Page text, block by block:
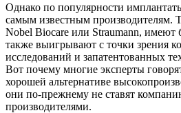
Однако по популярности
самым известным производителям.
Nobel Biocare или Straumann, имеют
также выигрывают с точки зрения
исследований и запатентованных
Вот почему многие эксперты
хорошей альтернативе
они по-прежнему не ставят
производителями.